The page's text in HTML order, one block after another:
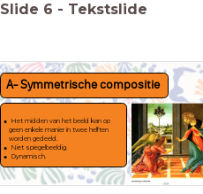
Slide 6 - Tekstslide
A- Symmetrische compositie
Het midden van het beeld kan op
geen enkele manier in twee helften
worden gedeeld.
Niet spiegelbeeldig.
Dynamisch.